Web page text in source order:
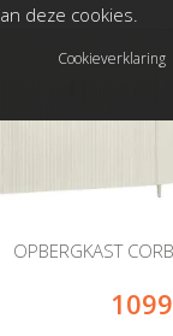
OPBERGKAST
deze cookies.
Cookieverklaring